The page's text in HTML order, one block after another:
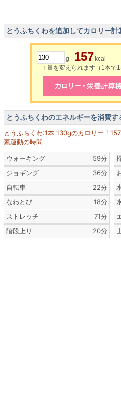
とうふちくわを追加してカロリー計
g 157 kcal
↑ 量を変えられます（1本で
とうふちくわのエネルギーを消費
とうふちくわ:1本 130gのカロリー「
素運動の時間
ウォーキング
59分
ジョギング
36分
自転車
22分
なわとび
18分
ストレッチ
71分
階段上り
20分